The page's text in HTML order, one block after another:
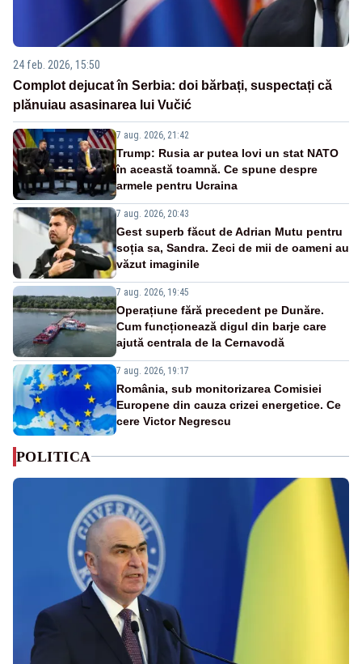
24 feb. 2026, 15:50
Complot dejucat în Serbia: doi bărbați, suspectați că
plănuiau asasinarea lui Vučić
7 aug. 2026, 21:42
Trump: Rusia ar putea lovi un stat NATO
în această toamnă. Ce spune despre
armele pentru Ucraina
7 aug. 2026, 20:43
Gest superb făcut de Adrian Mutu pentru
soția sa, Sandra. Zeci de mii de oameni au
văzut imaginile
7 aug. 2026, 19:45
Operațiune fără precedent pe Dunăre.
Cum funcționează digul din barje care
ajută centrala de la Cernavodă
7 aug. 2026, 19:17
România, sub monitorizarea Comisiei
Europene din cauza crizei energetice. Ce
cere Victor Negrescu
POLITICA